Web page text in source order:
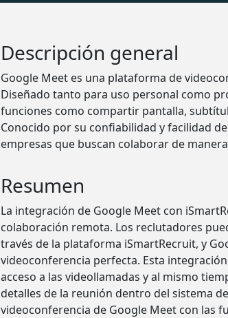
Descripción general
Google Meet es una plataforma de
Diseñado tanto para uso personal como
funciones como compartir pantalla,
Conocido por su confiabilidad y facilidad
empresas que buscan colaborar de
Resumen
La integración de Google Meet con
colaboración remota. Los reclutadores
través de la plataforma iSmartRecruit, y
videoconferencia perfecta. Esta
acceso a las videollamadas y al mismo
detalles de la reunión dentro del sistema
videoconferencia de Google Meet con las